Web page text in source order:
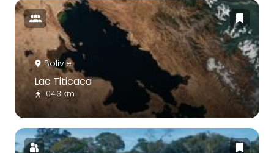
Bolivie
Lac Titicaca
104.3 km